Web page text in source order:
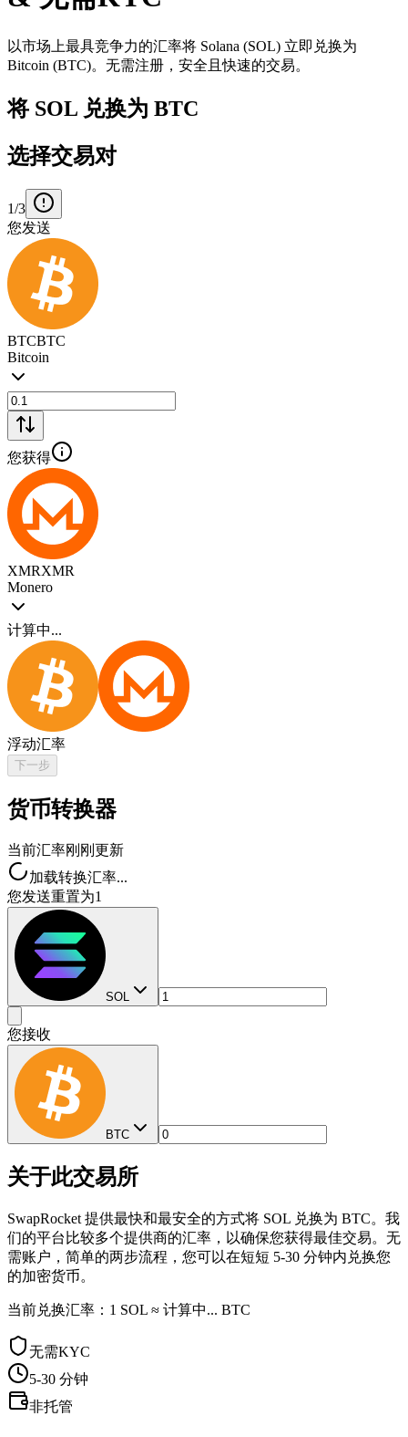
以市场上最具竞争力的汇率将 Solana (SOL) 立即兑换为
Bitcoin (BTC)。无需注册，安全且快速的交易。
将 SOL 兑换为 BTC
选择交易对
1/3
您发送
BTCBTC
Bitcoin
您获得
XMRXMR
Monero
计算中...
浮动汇率
下一步
货币转换器
当前汇率刚刚更新
加载转换汇率...
您发送重置为1
SOL
您接收
BTC
关于此交易所
SwapRocket 提供最快和最安全的方式将 SOL 兑换为 BTC。我
们的平台比较多个提供商的汇率，以确保您获得最佳交易。无
需账户，简单的两步流程，您可以在短短 5-30 分钟内兑换您
的加密货币。
当前兑换汇率：1 SOL ≈ 计算中... BTC
无需KYC
5-30 分钟
非托管